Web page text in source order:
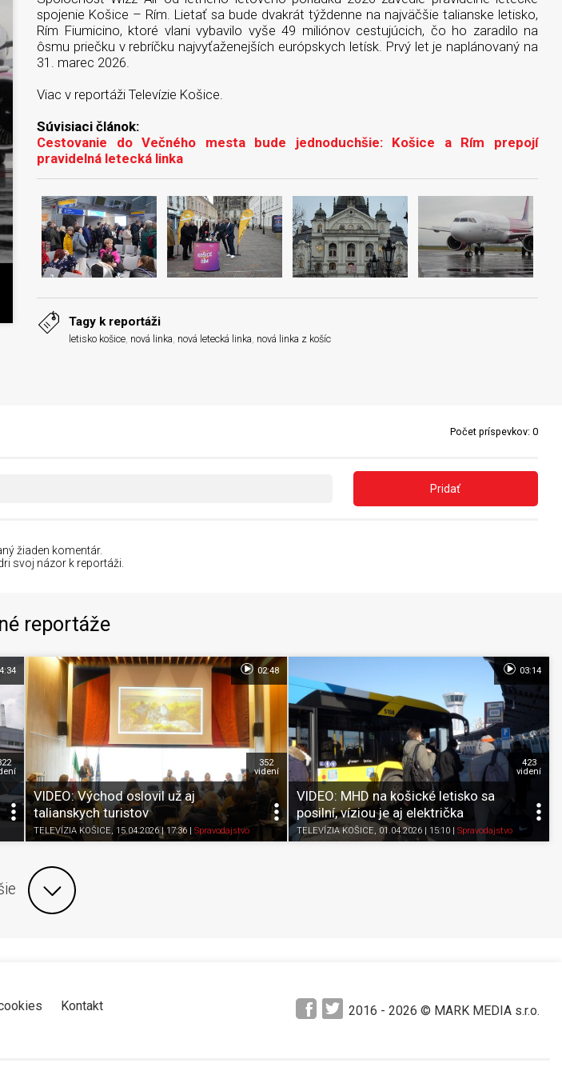
spojenie Košice – Rím. Lietať sa bude dvakrát týždenne na najväčšie talianske letisko,
Rím Fiumicino, ktoré vlani vybavilo vyše 49 miliónov cestujúcich, čo ho zaradilo na
ôsmu priečku v rebríčku najvyťaženejších európskych letísk. Prvý let je naplánovaný na
31. marec 2026.
Viac v reportáži Televízie Košice.
Súvisiaci článok:
Cestovanie do Večného mesta bude jednoduchšie: Košice a Rím prepojí
pravidelná letecká linka
Tagy k reportáži
letisko košice nová linka nová letecká linka nová linka z košíc
Počet príspevkov: 0
Pridať
žiaden komentár.
svoj názor k reportáži.
reportáže
Pozrieť neskôr
K obľúbeným
Zdieľať
VIDEO: Východ oslovil už aj
talianskych turistov
TELEVÍZIA KOŠICE, 15.04.2026 | 17:36 | Spravodajstvo Pozrieť neskôr
K obľúbeným
Zdieľať
352
videní
02:48
VIDEO: MHD na košické letisko sa
posilní, víziou je aj električka
TELEVÍZIA KOŠICE, 01.04.2026 | 15:10| Spravodajstvo
423
videní
03:14
Kontakt 2016 - 2026 © MARK MEDIA s.r.o.